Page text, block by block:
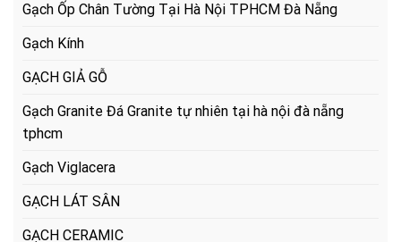
Gạch Ốp Chân Tường Tại Hà Nội TPHCM Đà Nẵng
Gạch Kính
GẠCH GIẢ GỖ
Gạch Granite Đá Granite tự nhiên tại hà nội đà nẵng
tphcm
Gạch Viglacera
GẠCH LÁT SÂN
GẠCH CERAMIC